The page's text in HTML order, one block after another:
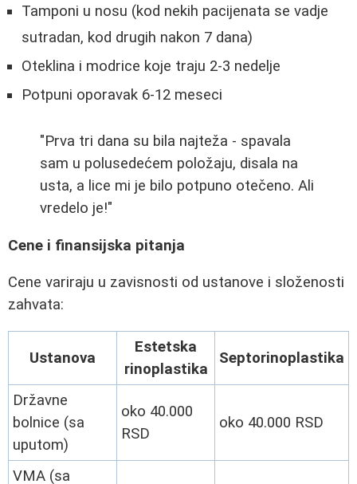
Tamponi u nosu (kod nekih pacijenata se vadje
sutradan, kod drugih nakon 7 dana)
Oteklina i modrice koje traju 2-3 nedelje
Potpuni oporavak 6-12 meseci
"Prva tri dana su bila najteža - spavala
sam u polusedećem položaju, disala na
usta, a lice mi je bilo potpuno otečeno. Ali
vredelo je!"
Cene i finansijska pitanja
Cene variraju u zavisnosti od ustanove i složenosti
zahvata:
Ustanova
Estetska
rinoplastika
Septorinoplastika
Državne
bolnice (sa
uputom)
oko 40.000
RSD
oko 40.000 RSD
VMA (sa